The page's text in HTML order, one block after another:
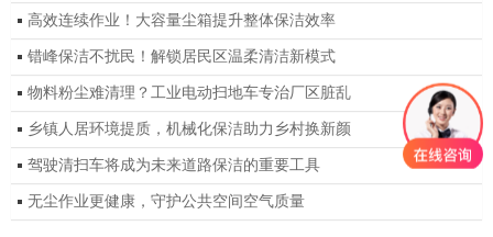
高效连续作业！大容量尘箱提升整体保洁效率
错峰保洁不扰民！解锁居民区温柔清洁新模式
物料粉尘难清理？工业电动扫地车专治厂区脏乱
乡镇人居环境提质，机械化保洁助力乡村换新颜
驾驶清扫车将成为未来道路保洁的重要工具
无尘作业更健康，守护公共空间空气质量